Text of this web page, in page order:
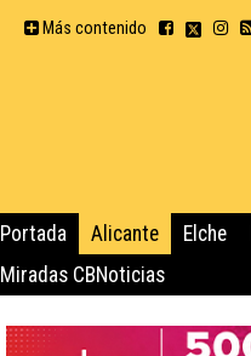
Más contenido
Portada Alicante Elche
Miradas CBNoticias